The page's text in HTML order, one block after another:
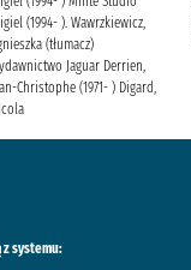
(1994- ). Wawrzkiewicz,
(tłumacz)
Jaguar Derrien,
Christophe (1971- ) Digard,
z systemu: